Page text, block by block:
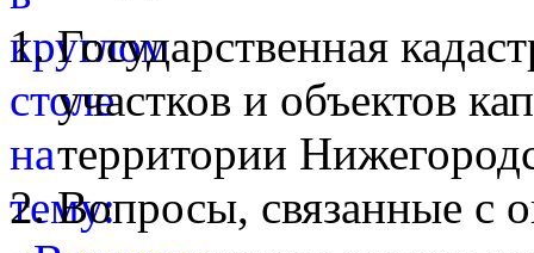
Государственная
участков и объектов
территории
Вопросы, связанные с